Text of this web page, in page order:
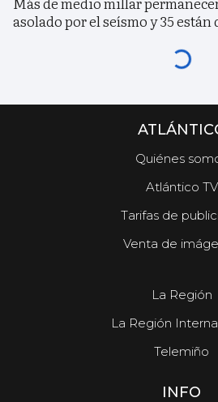
asolado por el seísmo y 35 están
Quiénes
Atlántico TV
Tarifas de
Venta de
La Región
La Región
Telemiño
INFO